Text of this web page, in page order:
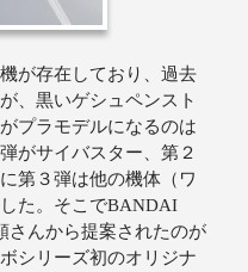
が存在しており、過去
、黒いゲシュペンスト
プラモデルになるのは
がサイバスター、第２
第３弾は他の機体（ワ
た。そこでBANDAI
さんから提案されたのが
シリーズ初のオリジナ